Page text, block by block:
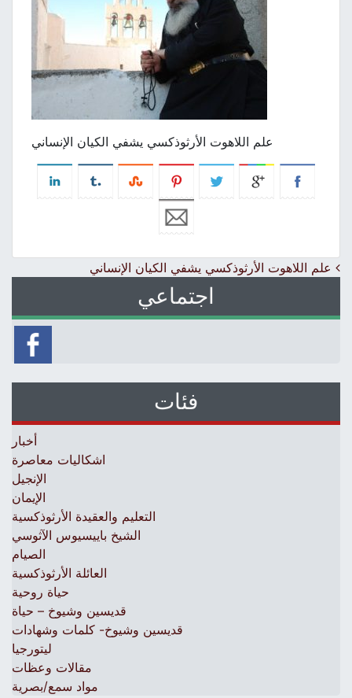
علم اللاهوت الأرثوذكسي يشفي الكيان الإنساني
Post navigation
علم اللاهوت الأرثوذكسي يشفي الكيان الإنساني
اجتماعي
فئات
أخبار
اشكاليات معاصرة
الإنجيل
الإيمان
التعليم والعقيدة الأرثوذكسية
الشيخ باييسيوس الآثوسي
الصيام
العائلة الأرثوذكسية
حياة روحية
قديسين وشيوخ – حياة
قديسين وشيوخ- كلمات وشهادات
ليتورجيا
مقالات وعظات
مواد سمع/بصرية